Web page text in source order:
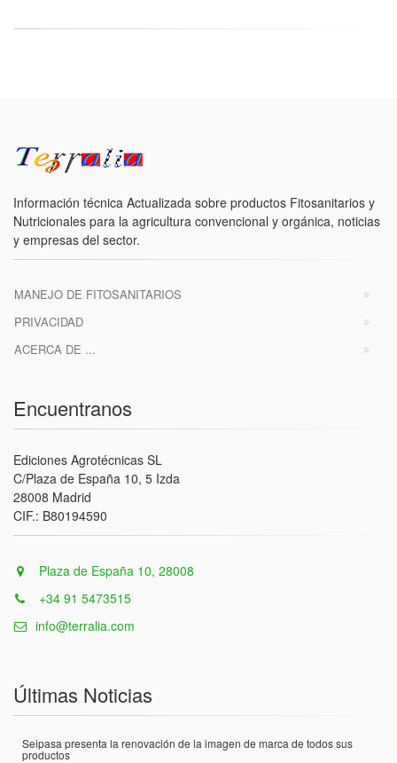
Información técnica Actualizada sobre productos Fitosanitarios y
Nutricionales para la agricultura convencional y orgánica, noticias
y empresas del sector.
MANEJO DE FITOSANITARIOS
PRIVACIDAD
ACERCA DE ...
Encuentranos
Ediciones Agrotécnicas SL
C/Plaza de España 10, 5 Izda
28008 Madrid
CIF.: B80194590
Plaza de España 10, 28008
+34 91 5473515
info@terralia.com
Últimas Noticias
Seipasa presenta la renovación de la imagen de marca de todos sus
productos